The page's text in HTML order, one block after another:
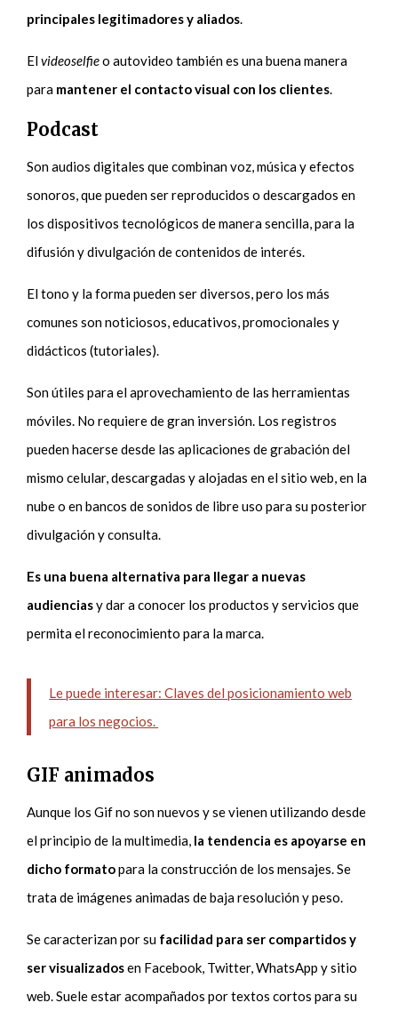
principales legitimadores y aliados.
Elvideoselfieo autovideo también es una buena manera
para mantener el contacto visual con los clientes.
Podcast
Son audios digitales que combinan voz, música y efectos
sonoros, que pueden ser reproducidos o descargados en
los dispositivos tecnológicos de manera sencilla, para la
difusión y divulgación de contenidos de interés.
El tono y la forma pueden ser diversos, pero los más
comunes son noticiosos, educativos, promocionales y
didácticos (tutoriales).
Son útiles para el aprovechamiento de las herramientas
móviles. No requiere de gran inversión. Los registros
pueden hacerse desde las aplicaciones de grabación del
mismo celular, descargadas y alojadas en el sitio web, en la
nube o en bancos de sonidos de libre uso para su posterior
divulgación y consulta.
Es una buena alternativa para llegar a nuevas
audienciasy dar a conocer los productos y servicios que
permita el reconocimiento para la marca.
Le puede interesar: Claves del posicionamiento web
para los negocios.
GIF animados
Aunque los Gif no son nuevos y se vienen utilizando desde
el principio de la multimedia, la tendencia es apoyarse en
dicho formatopara la construcción de los mensajes. Se
trata de imágenes animadas de baja resolución y peso.
Se caracterizan por su facilidad para ser compartidos y
ser visualizadosen Facebook, Twitter, WhatsApp y sitio
web. Suele estar acompañados por textos cortos para su